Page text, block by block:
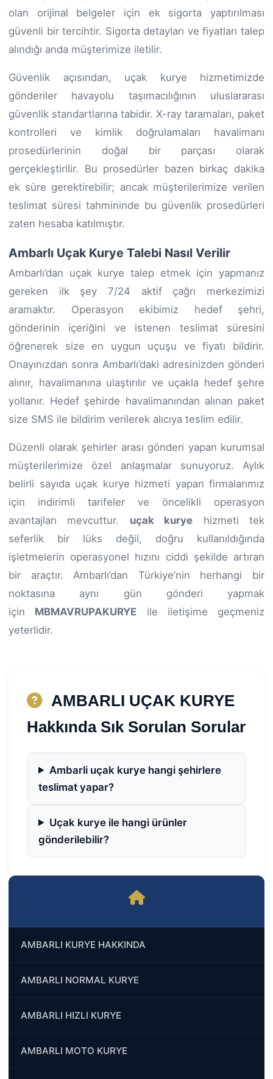
AMBARLI KURYE HAKKINDA
AMBARLI NORMAL KURYE
AMBARLI HIZLI KURYE
AMBARLI MOTO KURYE
olan orijinal belgeler için ek sigorta yaptırılması
güvenli bir tercihtir. Sigorta detayları ve fiyatları talep
alındığı anda müşterimize iletilir.
Güvenlik açısından, uçak kurye hizmetimizde
gönderiler havayolu taşımacılığının uluslararası
güvenlik standartlarına tabidir. X-ray taramaları, paket
kontrolleri ve kimlik doğrulamaları havalimanı
prosedürlerinin doğal bir parçası olarak
gerçekleştirilir. Bu prosedürler bazen birkaç dakika
ek süre gerektirebilir; ancak müşterilerimize verilen
teslimat süresi tahmininde bu güvenlik prosedürleri
zaten hesaba katılmıştır.
Ambarlı Uçak Kurye Talebi Nasıl Verilir
Ambarlı’dan uçak kurye talep etmek için yapmanız
gereken ilk şey 7/24 aktif çağrı merkezimizi
aramaktır. Operasyon ekibimiz hedef şehri,
gönderinin içeriğini ve istenen teslimat süresini
öğrenerek size en uygun uçuşu ve fiyatı bildirir.
Onayınızdan sonra Ambarlı’daki adresinizden gönderi
alınır, havalimanına ulaştırılır ve uçakla hedef şehre
yollanır. Hedef şehirde havalimanından alınan paket
size SMS ile bildirim verilerek alıcıya teslim edilir.
Düzenli olarak şehirler arası gönderi yapan kurumsal
müşterilerimize özel anlaşmalar sunuyoruz. Aylık
belirli sayıda uçak kurye hizmeti yapan firmalarımız
için indirimli tarifeler ve öncelikli operasyon
avantajları mevcuttur. uçak kurye hizmeti tek
seferlik bir lüks değil, doğru kullanıldığında
işletmelerin operasyonel hızını ciddi şekilde artıran
bir araçtır. Ambarlı’dan Türkiye’nin herhangi bir
noktasına aynı gün gönderi yapmak
için MBMAVRUPAKURYE ile iletişime geçmeniz
yeterlidir.
AMBARLI UÇAK KURYE
Hakkında Sık Sorulan Sorular
Ambarli uçak kurye hangi şehirlere
teslimat yapar?
Uçak kurye ile hangi ürünler
gönderilebilir?